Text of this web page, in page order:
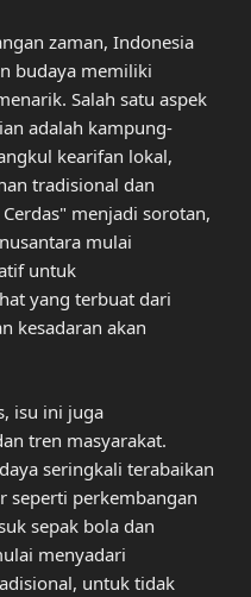
zaman, Indonesia
budaya memiliki
Salah satu aspek
adalah kampung-
kearifan lokal,
tradisional dan
menjadi sorotan,
mulai
untuk
yang terbuat dari
kesadaran akan
isu ini juga
tren masyarakat.
seringkali terabaikan
seperti perkembangan
sepak bola dan
menyadari
untuk tidak